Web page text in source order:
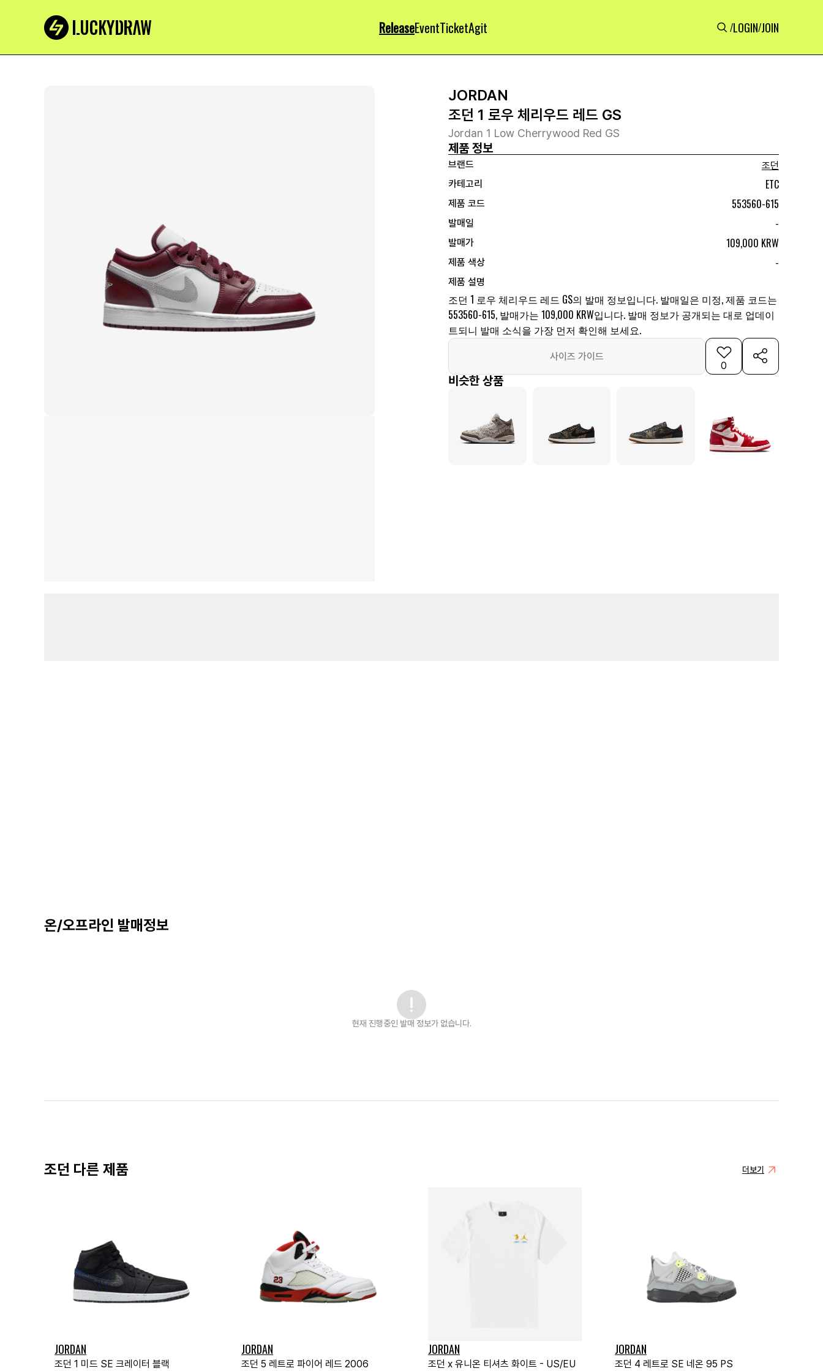
ReleaseEventTicketAgit /LOGIN/JOIN
JORDAN
조던 1 로우 체리우드 레드 GS
Jordan 1 Low Cherrywood Red GS
제품 정보
브랜드
조던
카테고리
ETC
제품 코드 553560-615
발매일 -
발매가 109,000 KRW
제품 색상 -
제품 설명
조던 1 로우 체리우드 레드 GS의 발매 정보입니다. 발매일은 미정, 제품 코드는
553560-615, 발매가는 109,000 KRW입니다. 발매 정보가 공개되는 대로 업데이
트되니 발매 소식을 가장 먼저 확인해 보세요.
사이즈 가이드
0
비슷한 상품
온/오프라인 발매정보
현재 진행중인 발매 정보가 없습니다.
조던 다른 제품 더보기
JORDAN
조던 1 미드 SE 크레이터 블랙
JORDAN
조던 5 레트로 파이어 레드 2006
JORDAN
조던 x 유니온 티셔츠 화이트 - US/EU
JORDAN
조던 4 레트로 SE 네온 95 PS